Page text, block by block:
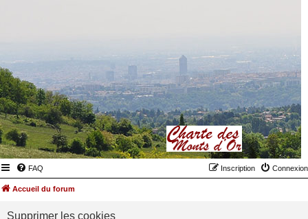
FAQ Connexion
Inscription
Accueil du forum
Supprimer les cookies